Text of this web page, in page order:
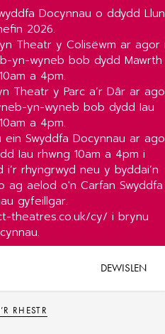
Docynnau o ddydd
2026.
Theatr y Colisëwm ar agor
yn-wyneb bob dydd Mawrth
a 4pm.
Theatr y Parc a’r Dâr ar
yn-wyneb bob dydd Iau
a 4pm.
Swyddfa Docynnau ar
Iau rhwng 10am a 4pm i
rhyngrwyd neu y byddai’n
ag aelod o'n Carfan Swyddfa
gyfeillgar.
theatres.co.uk/cy/ i brynu
DEWISLEN
RHESTR